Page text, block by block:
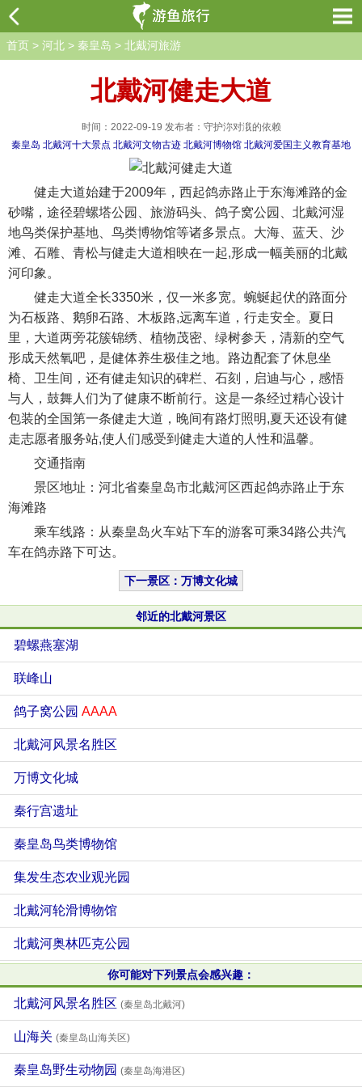
首页 > 河北 > 秦皇岛 > 北戴河旅游
北戴河健走大道
时间：2022-09-19 发布者：守护沵对涐的依赖
秦皇岛 北戴河十大景点 北戴河文物古迹 北戴河博物馆 北戴河爱国主义教育基地
健走大道始建于2009年，西起鸽赤路止于东海滩路的金
砂嘴，途径碧螺塔公园、旅游码头、鸽子窝公园、北戴河湿
地鸟类保护基地、鸟类博物馆等诸多景点。大海、蓝天、沙
滩、石雕、青松与健走大道相映在一起,形成一幅美丽的北戴
河印象。
健走大道全长3350米，仅一米多宽。蜿蜒起伏的路面分
为石板路、鹅卵石路、木板路,远离车道，行走安全。夏日
里，大道两旁花簇锦绣、植物茂密、绿树参天，清新的空气
形成天然氧吧，是健体养生极佳之地。路边配套了休息坐
椅、卫生间，还有健走知识的碑栏、石刻，启迪与心，感悟
与人，鼓舞人们为了健康不断前行。这是一条经过精心设计
包装的全国第一条健走大道，晚间有路灯照明,夏天还设有健
走志愿者服务站,使人们感受到健走大道的人性和温馨。
交通指南
景区地址：河北省秦皇岛市北戴河区西起鸽赤路止于东
海滩路
乘车线路：从秦皇岛火车站下车的游客可乘34路公共汽
车在鸽赤路下可达。
下一景区：万博文化城
邻近的北戴河景区
碧螺燕塞湖
联峰山
鸽子窝公园 AAAA
北戴河风景名胜区
万博文化城
秦行宫遗址
秦皇岛鸟类博物馆
集发生态农业观光园
北戴河轮滑博物馆
北戴河奥林匹克公园
你可能对下列景点会感兴趣：
北戴河风景名胜区 (秦皇岛北戴河)
山海关 (秦皇岛山海关区)
秦皇岛野生动物园 (秦皇岛海港区)